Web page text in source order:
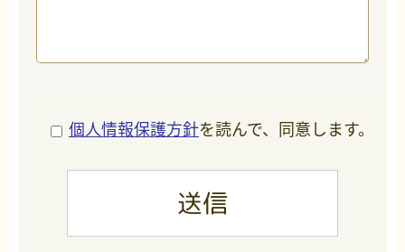
個人情報保護方針を読んで、同意します。